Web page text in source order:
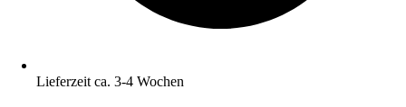
Lieferzeit ca. 3-4 Wochen